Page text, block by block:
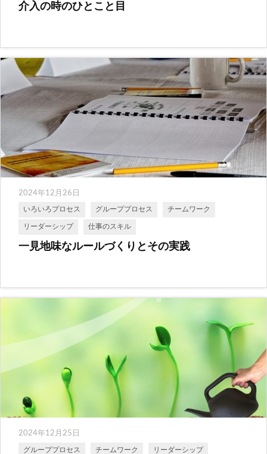
介入の時のひとこと目
2024年12月26日
いろいろプロセス グループプロセス チームワーク
リーダーシップ 仕事のスキル
一見地味なルールづくりとその実践
2024年12月25日
グループプロセス チームワーク リーダーシップ